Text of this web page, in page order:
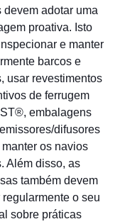
devem adotar uma
proativa. Isto
e manter
barcos e
usar revestimentos
de ferrugem
embalagens
difusores
os navios
Além disso, as
também devem
regularmente o seu
sobre práticas